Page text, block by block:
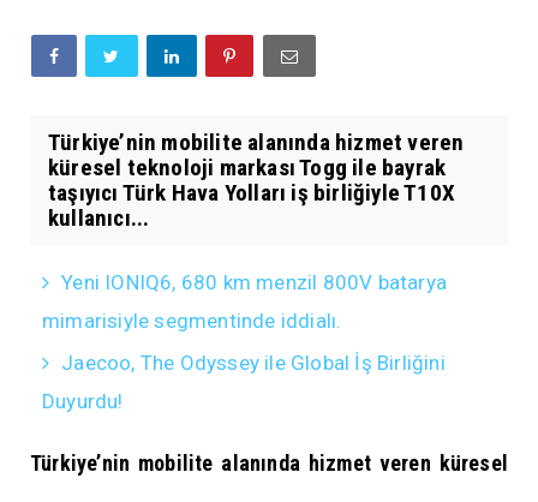
Türkiye’nin mobilite alanında hizmet veren
küresel teknoloji markası Togg ile bayrak
taşıyıcı Türk Hava Yolları iş birliğiyle T10X
kullanıcı...
Yeni IONIQ6, 680 km menzil 800V batarya
mimarisiyle segmentinde iddialı.
Jaecoo, The Odyssey ile Global İş Birliğini
Duyurdu!
Türkiye’nin mobilite alanında hizmet veren küresel